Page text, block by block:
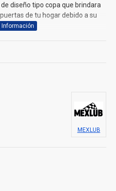
diseño tipo copa que brindara
de tu hogar debido a su
MEXLUB